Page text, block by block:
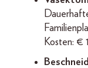
Kosten: €